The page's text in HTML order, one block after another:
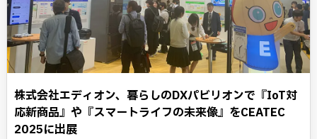
株式会社エディオン、暮らしのDXパビリオンで『IoT対
応新商品』や『スマートライフの未来像』をCEATEC
2025に出展